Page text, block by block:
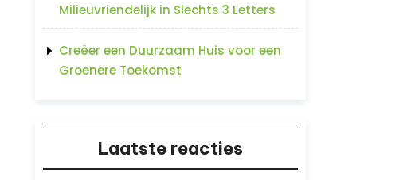
Milieuvriendelijk in Slechts 3 Letters
Creëer een Duurzaam Huis voor een
Groenere Toekomst
Laatste reacties